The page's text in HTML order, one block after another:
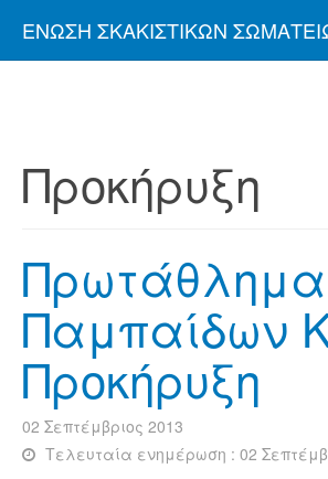
ΈΝΩΣΗ ΣΚΑΚΙΣΤΙΚΏΝ
Προκήρυξη
Πρωτάθλημα
Παμπαίδων
Προκήρυξη
02 Σεπτέμβριος 2013
Τελευταία ενημέρωση : 02